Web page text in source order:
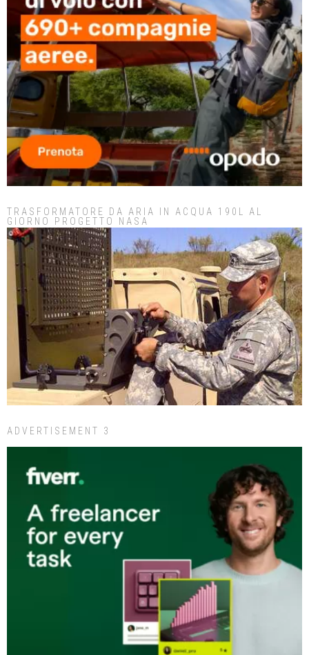
TRASFORMATORE DA ARIA IN ACQUA 190L AL
GIORNO PROGETTO NASA
ADVERTISEMENT 3